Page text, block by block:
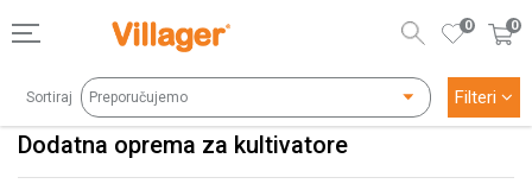
0
0
Dodatna oprema za kultivatore
Sortiraj Filteri